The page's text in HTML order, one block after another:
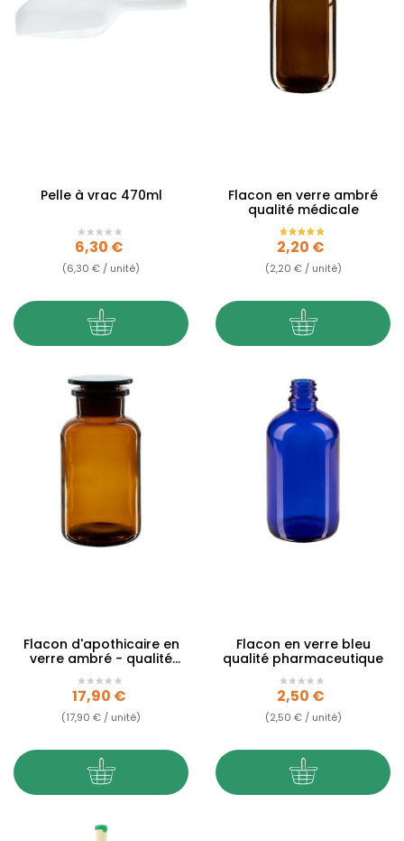
Pelle à vrac 470ml
Prix
6,30 €
(6,30 € / unité)
Flacon en verre ambré
qualité médicale
Prix
2,20 €
(2,20 € / unité)
Flacon d'apothicaire en
verre ambré - qualité
pharmaceutique
Prix
17,90 €
(17,90 € / unité)
Flacon en verre bleu
qualité pharmaceutique
Prix
2,50 €
(2,50 € / unité)